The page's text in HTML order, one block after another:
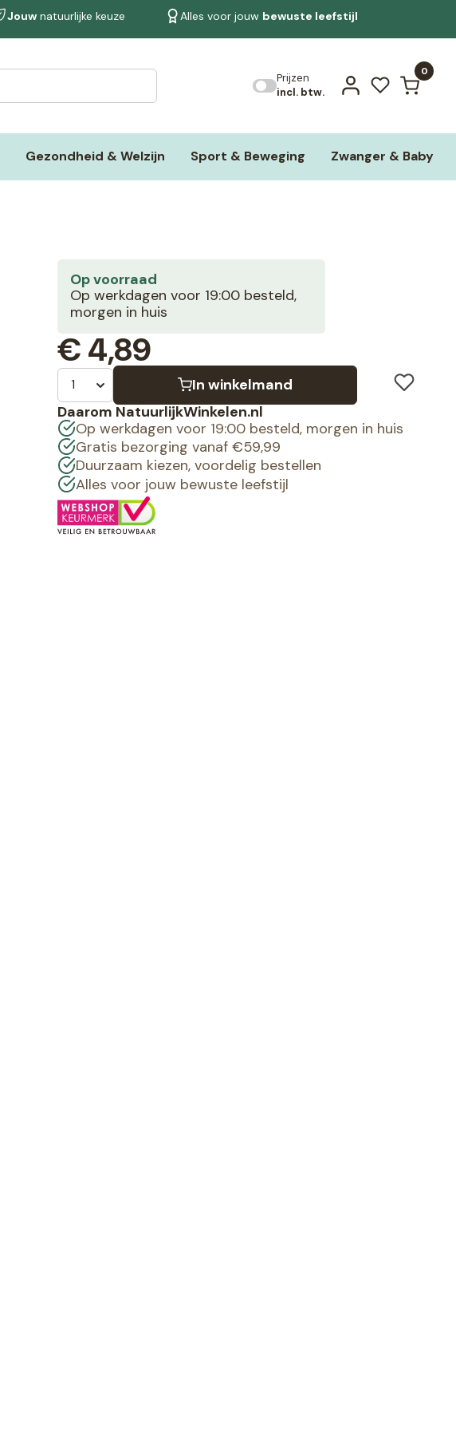
Jouwnatuurlijke keuze Alles voor jouw bewuste leefstijl
Prijzen
incl. btw.
0
Gezondheid & Welzijn Sport & Beweging Zwanger & Baby
Bekijk alle resultaten
Op voorraad
Op werkdagen voor 19:00 besteld,
morgen in huis
€4,89
In winkelmand
Daarom NatuurlijkWinkelen.nl
Op werkdagen voor 19:00 besteld, morgen in huis
Gratis bezorging vanaf €59,99
Duurzaam kiezen, voordelig bestellen
Alles voor jouw bewuste leefstijl